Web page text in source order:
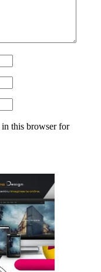
in this browser for